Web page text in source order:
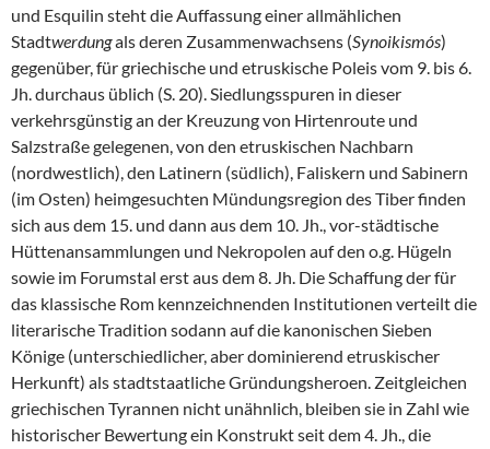
und Esquilin steht die Auffassung einer allmählichen
Stadtwerdungals deren Zusammenwachsens (Synoikismós)
gegenüber, für griechische und etruskische Poleis vom 9. bis 6.
Jh. durchaus üblich (S. 20). Siedlungsspuren in dieser
verkehrsgünstig an der Kreuzung von Hirtenroute und
Salzstraße gelegenen, von den etruskischen Nachbarn
(nordwestlich), den Latinern (südlich), Faliskern und Sabinern
(im Osten) heimgesuchten Mündungsregion des Tiber finden
sich aus dem 15. und dann aus dem 10. Jh., vor-städtische
Hüttenansammlungen und Nekropolen auf den o.g. Hügeln
sowie im Forumstal erst aus dem 8. Jh. Die Schaffung der für
das klassische Rom kennzeichnenden Institutionen verteilt die
literarische Tradition sodann auf die kanonischen Sieben
Könige (unterschiedlicher, aber dominierend etruskischer
Herkunft) als stadtstaatliche Gründungsheroen. Zeitgleichen
griechischen Tyrannen nicht unähnlich, bleiben sie in Zahl wie
historischer Bewertung ein Konstrukt seit dem 4. Jh., die